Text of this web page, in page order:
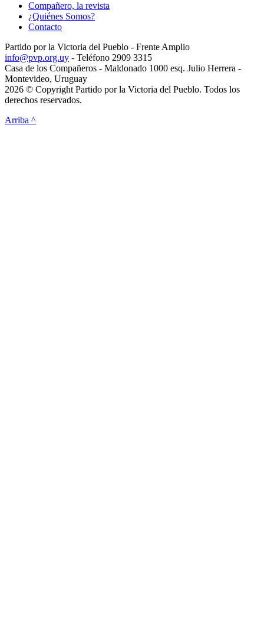
Compañero, la revista
¿Quiénes Somos?
Contacto
Partido por la Victoria del Pueblo - Frente Amplio
info@pvp.org.uy - Teléfono 2909 3315
Casa de los Compañeros - Maldonado 1000 esq. Julio Herrera -
Montevideo, Uruguay
2026 © Copyright Partido por la Victoria del Pueblo. Todos los
derechos reservados.
Arriba ^